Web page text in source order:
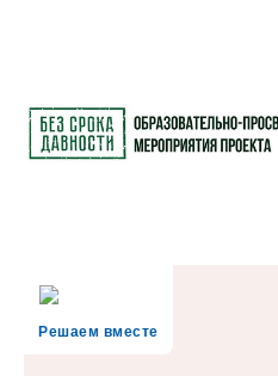
Решаем вместе